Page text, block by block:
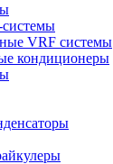
VRF системы
кондиционеры